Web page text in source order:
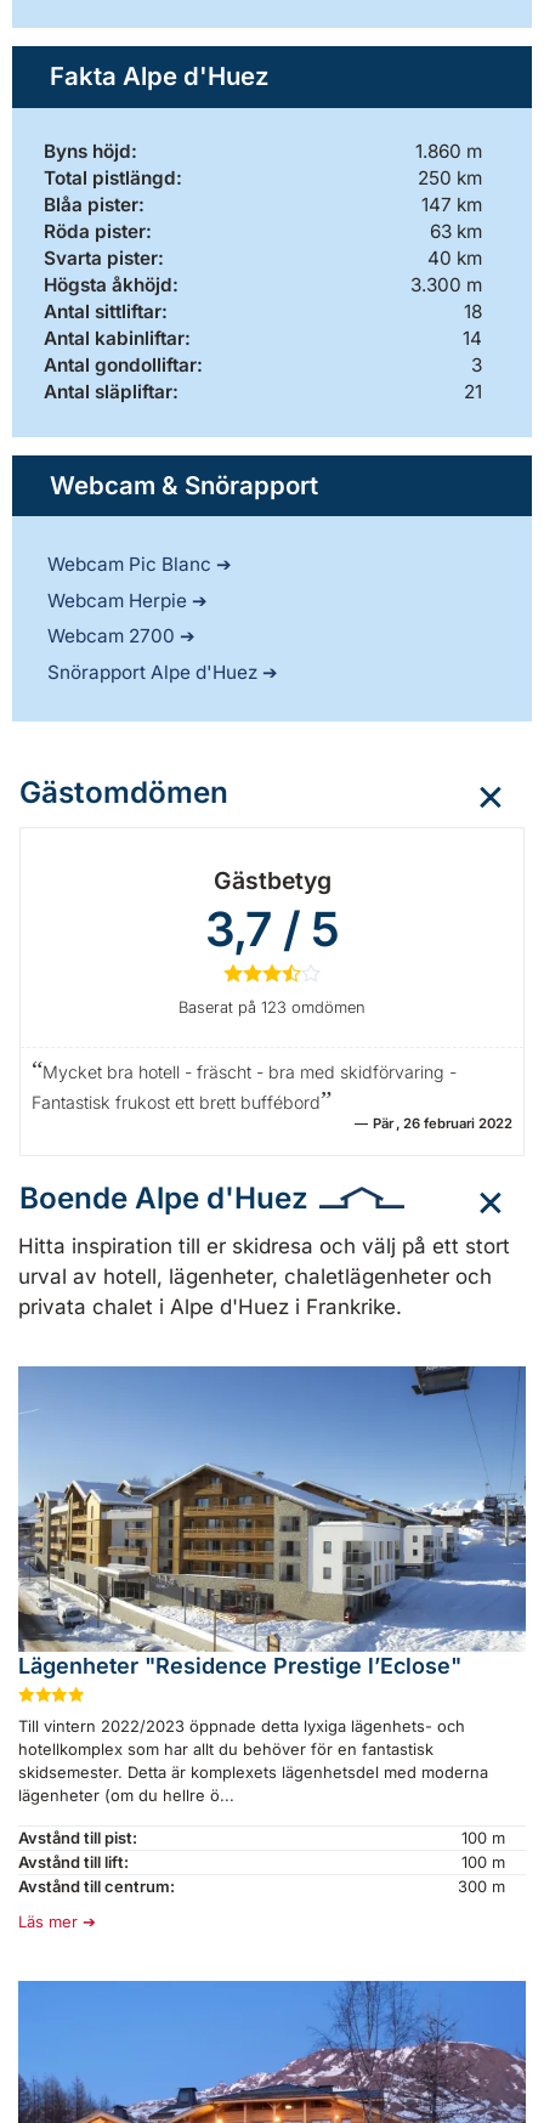
Fakta Alpe d'Huez
Byns höjd:
1.860 m
Total pistlängd:
250 km
Blåa pister:
147 km
Röda pister:
63 km
Svarta pister:
40 km
Högsta åkhöjd:
3.300 m
Antal sittliftar:
18
Antal kabinliftar:
14
Antal gondolliftar:
3
Antal släpliftar:
21
Webcam & Snörapport
Webcam Pic Blanc
Webcam Herpie
Webcam 2700
Snörapport Alpe d'Huez
Gästomdömen
Gästbetyg
3,7 / 5
★★★½
Baserat på 123 omdömen
Mycket bra hotell - fräscht - bra med skidförvaring -
Fantastisk frukost ett brett buffébord
Pär 26 februari 2022
Boende Alpe d'Huez
Hitta inspiration till er skidresa och välj på ett stort
urval av hotell, lägenheter, chaletlägenheter och
privata chalet i Alpe d'Huez i Frankrike.
Lägenheter "Residence Prestige l’Eclose"
★★★
Till vintern 2022/2023 öppnade detta lyxiga lägenhets- och
hotellkomplex som har allt du behöver för en fantastisk
skidsemester. Detta är komplexets lägenhetsdel med moderna
lägenheter (om du hellre ö...
Avstånd till pist:
100 m
Avstånd till lift:
100 m
Avstånd till centrum:
300 m
Läs mer